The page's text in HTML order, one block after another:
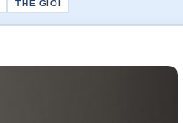
THE GIOI